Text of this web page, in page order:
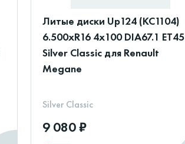
Литые диски Up124 (КС1104)
6.500xR16 4x100 DIA67.1 ET45
Silver Classic для Renault
Megane
Silver Classic
9 080 ₽